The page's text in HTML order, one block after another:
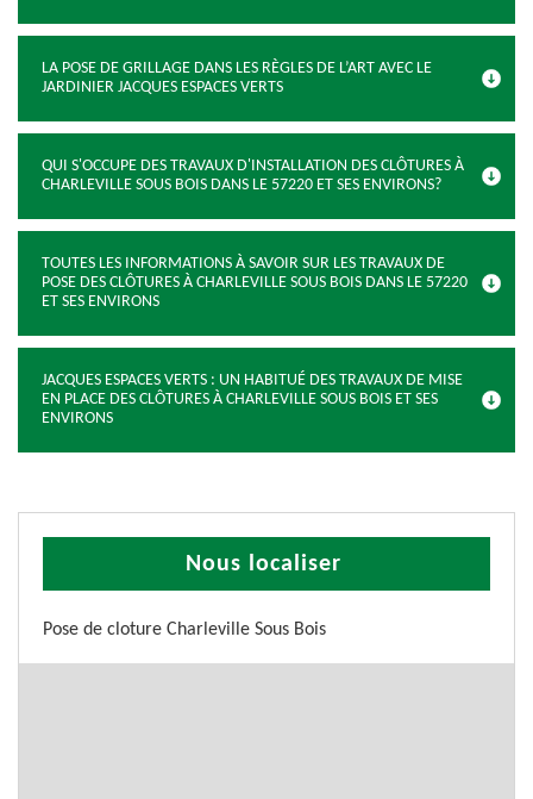
LA POSE DE GRILLAGE DANS LES RÈGLES DE L’ART AVEC LE
JARDINIER JACQUES ESPACES VERTS
QUI S'OCCUPE DES TRAVAUX D'INSTALLATION DES CLÔTURES À
CHARLEVILLE SOUS BOIS DANS LE 57220 ET SES ENVIRONS?
TOUTES LES INFORMATIONS À SAVOIR SUR LES TRAVAUX DE
POSE DES CLÔTURES À CHARLEVILLE SOUS BOIS DANS LE 57220
ET SES ENVIRONS
JACQUES ESPACES VERTS : UN HABITUÉ DES TRAVAUX DE MISE
EN PLACE DES CLÔTURES À CHARLEVILLE SOUS BOIS ET SES
ENVIRONS
Nous localiser
Pose de cloture Charleville Sous Bois